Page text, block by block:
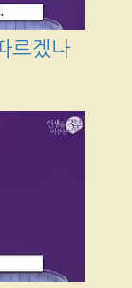
르겠나